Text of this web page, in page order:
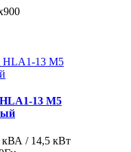
13 M5
кВА / 14,5 кВт